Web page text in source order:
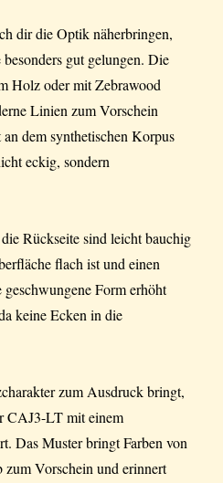
dir die Optik näherbringen,
gut gelungen. Die
Holz oder mit Zebrawood
Linien zum Vorschein
dem synthetischen Korpus
eckig, sondern
Rückseite sind leicht bauchig
flach ist und einen
Form erhöht
keine Ecken in die
zum Ausdruck bringt,
CAJ3-LT mit einem
Das Muster bringt Farben von
Vorschein und erinnert